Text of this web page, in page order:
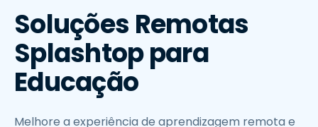
Soluções Remotas
Splashtop para
Educação
Melhore a experiência de aprendizagem remota e